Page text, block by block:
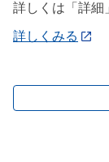
詳しくは「詳細
詳しくみる